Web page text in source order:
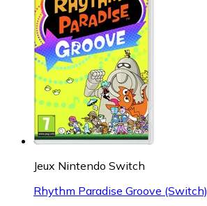
Jeux Nintendo Switch
Rhythm Paradise Groove (Switch)